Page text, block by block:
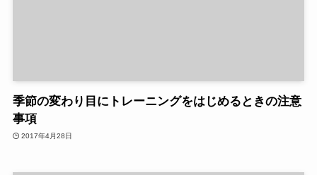
季節の変わり目にトレーニングをはじめるときの注意
事項
2017年4月28日